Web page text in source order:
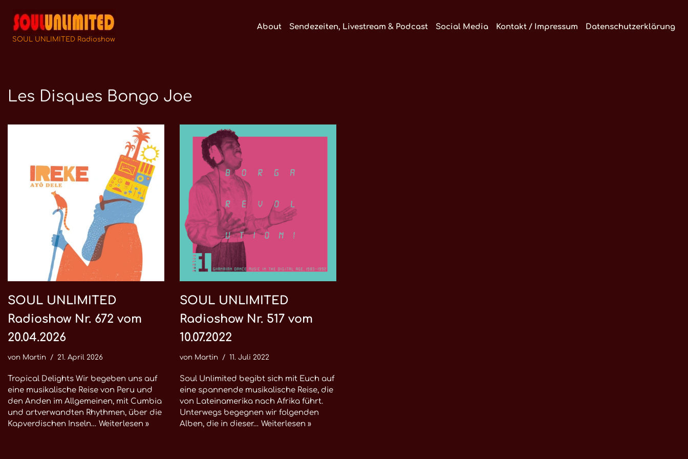
Zum
Inhalt
SOUL UNLIMITED Radioshow
About Sendezeiten, Livestream & Podcast Social Media Kontakt / Impressum Datenschutzerklärung
Les Disques Bongo Joe
SOUL UNLIMITED
Radioshow Nr. 672 vom
20.04.2026
von Martin 21. April 2026
Tropical Delights Wir begeben uns auf
eine musikalische Reise von Peru und
den Anden im Allgemeinen, mit Cumbia
und artverwandten Rhythmen, über die
Kapverdischen Inseln… Weiterlesen »
SOUL UNLIMITED
Radioshow Nr. 517 vom
10.07.2022
von Martin 11. Juli 2022
Soul Unlimited begibt sich mit Euch auf
eine spannende musikalische Reise, die
von Lateinamerika nach Afrika führt.
Unterwegs begegnen wir folgenden
Alben, die in dieser… Weiterlesen »